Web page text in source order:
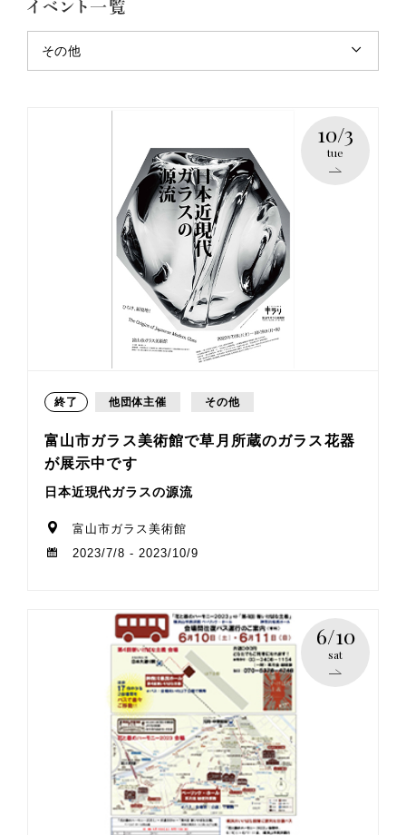
その他
10/3
tue
終了 他団体主催 その他
富山市ガラス美術館で草月所蔵のガラス花器
が展示中です
日本近現代ガラスの源流
富山市ガラス美術館
2023/7/8 - 2023/10/9
6/10
sat